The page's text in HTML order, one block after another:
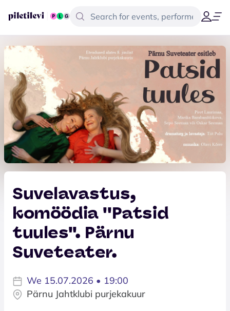
Suvelavastus,
komöödia ''Patsid
tuules''. Pärnu
Suveteater.
We 15.07.2026 • 19:00
Pärnu Jahtklubi purjekakuur